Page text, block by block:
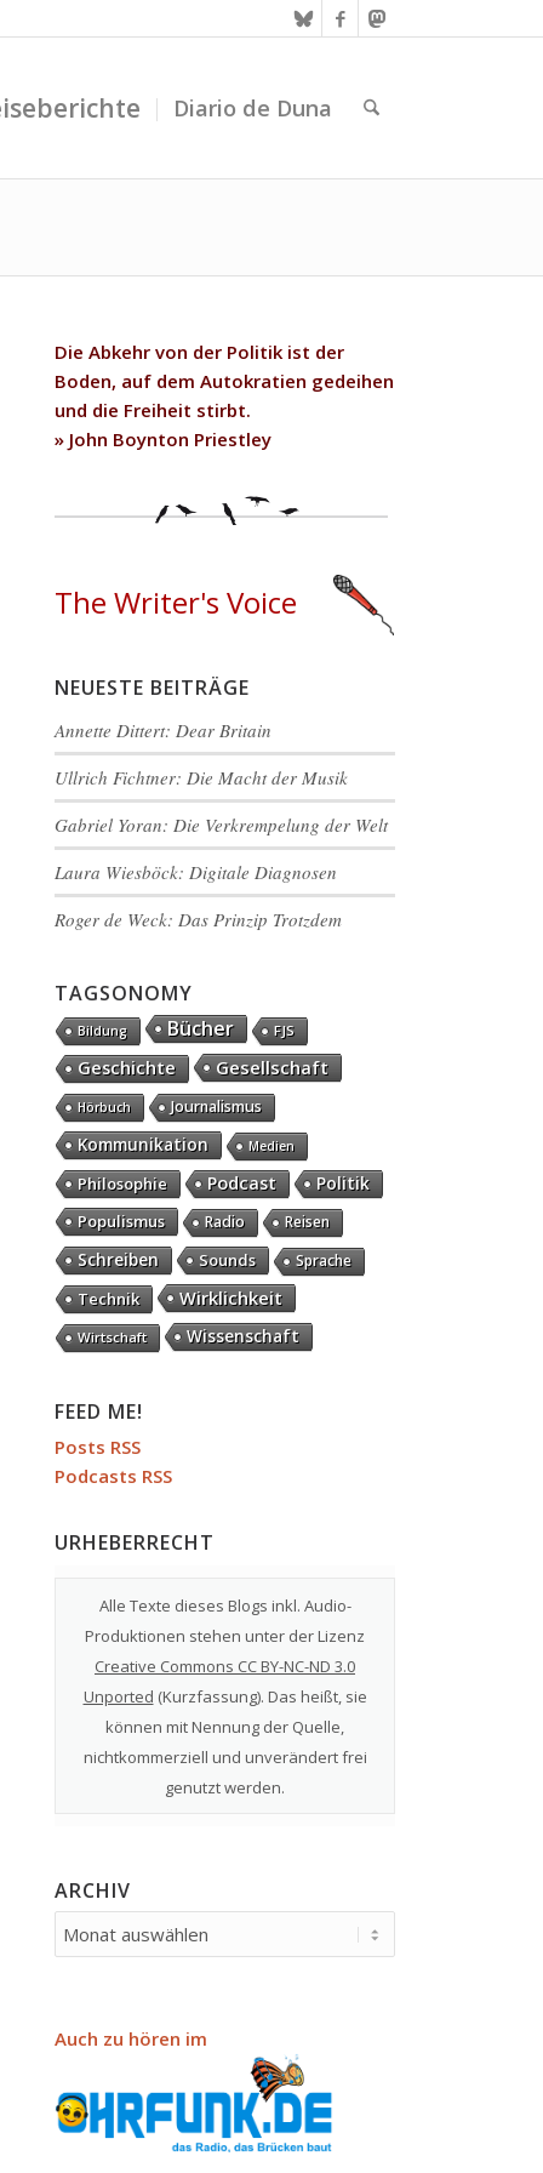
Diario de Duna
Die Abkehr von der Politik ist der
Boden, auf dem Autokratien gedeihen
und die Freiheit stirbt.
» John Boynton Priestley
The Writer's Voice
NEUESTE BEITRÄGE
Annette Dittert: Dear Britain
Ullrich Fichtner: Die Macht der Musik
Gabriel Yoran: Die Verkrempelung der Welt
Laura Wiesböck: Digitale Diagnosen
Roger de Weck: Das Prinzip Trotzdem
TAGSONOMY
Bildung Bücher FJS
Geschichte Gesellschaft
Hörbuch Journalismus
Kommunikation Medien
Philosophie Podcast Politik
Populismus Radio Reisen
Schreiben Sounds Sprache
Technik Wirklichkeit
Wirtschaft Wissenschaft
FEED ME!
Posts RSS
Podcasts RSS
URHEBERRECHT
Alle Texte dieses Blogs inkl. Audio-
Produktionen stehen unter der Lizenz
Creative Commons CC BY-NC-ND 3.0
Unported (Kurzfassung). Das heißt, sie
können mit Nennung der Quelle,
nichtkommerziell und unverändert frei
genutzt werden.
ARCHIV
Auch zu hören im